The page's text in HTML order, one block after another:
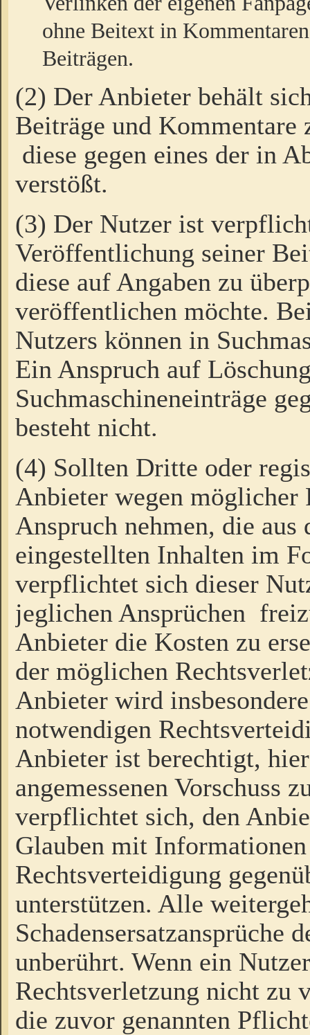
ohne Beitext in
Beiträgen.
(2) Der Anbieter behält
Beiträge und Kommentare
diese gegen eines der in
verstößt.
(3) Der Nutzer ist
Veröffentlichung seiner
diese auf Angaben zu
veröffentlichen möchte.
Nutzers können in
Ein Anspruch auf
Suchmaschineneinträge
besteht nicht.
(4) Sollten Dritte oder
Anbieter wegen möglicher
Anspruch nehmen, die
eingestellten Inhalten im
verpflichtet sich dieser
jeglichen Ansprüchen
Anbieter die Kosten zu
der möglichen
Anbieter wird
notwendigen
Anbieter ist berechtigt,
angemessenen Vorschuss
verpflichtet sich, den
Glauben mit
Rechtsverteidigung
unterstützen. Alle
Schadensersatzansprüche
unberührt. Wenn ein
Rechtsverletzung nicht zu
die zuvor genannten